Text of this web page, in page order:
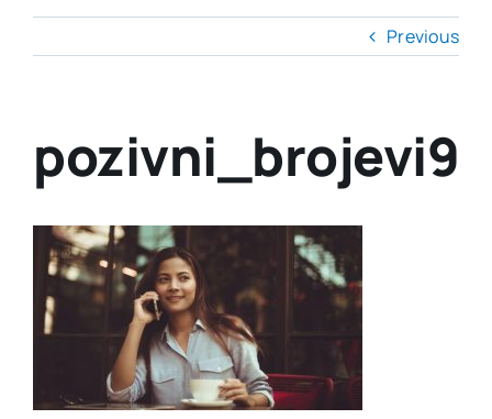
Previous
pozivni_brojevi9